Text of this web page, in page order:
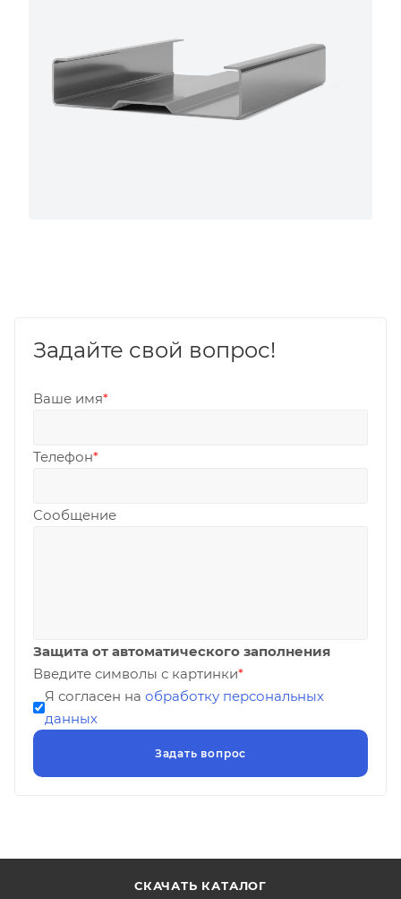
Задайте свой вопрос!
Ваше имя*
Телефон*
Сообщение
Защита от автоматического заполнения
Введите символы с картинки*
Я согласен на обработку персональных
данных
СКАЧАТЬ КАТАЛОГ